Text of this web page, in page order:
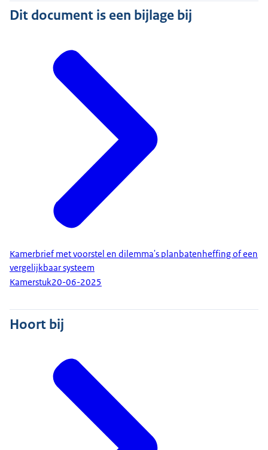
Dit document is een bijlage bij
Kamerbrief met voorstel en dilemma's planbatenheffing of een
vergelijkbaar systeem
Kamerstuk20-06-2025
Hoort bij